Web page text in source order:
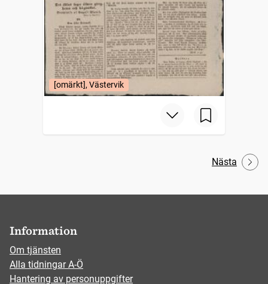
[omärkt], Västervik
Nästa
Information
Om tjänsten
Alla tidningar A-Ö
Hantering av personuppgifter